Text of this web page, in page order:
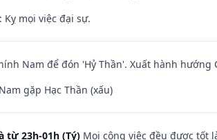
Kỵ mọi việc đại sự.
Nam để đón 'Hỷ Thần'. Xuất hành hướng
gặp Hạc Thần (xấu)
từ 23h-01h (Tý) Mọi công việc đều được tốt